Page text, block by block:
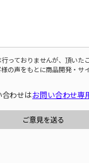
っておりませんが、頂いた
の声をもとに商品開発・サ
わせはお問い合わせ専